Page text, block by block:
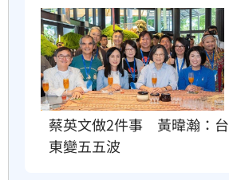
蔡英文做2件事　黃暐瀚：台
東變五五波